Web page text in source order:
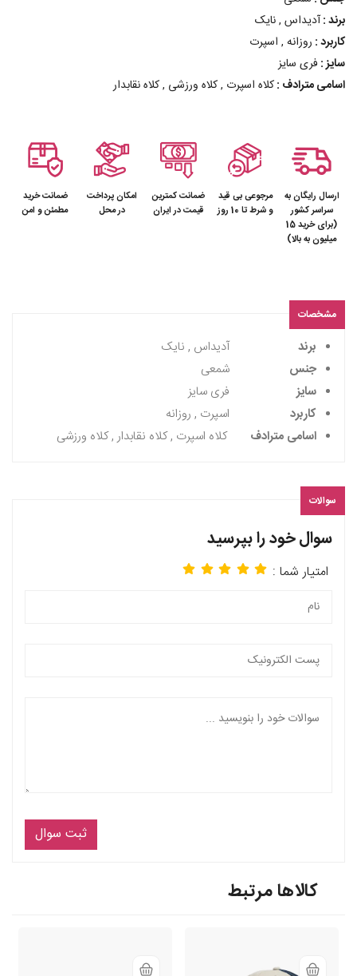
برند :آدیداس , نایک
کاربرد : روزانه , اسپرت
سایز : فری سایز
اسامی مترادف :کلاه اسپرت , کلاه ورزشی , کلاه نقابدار
ارسال رایگان به
سراسر کشور
(برای خرید 15
میلیون به بالا)
مرجوعی بی قید
و شرط تا 10 روز
ضمانت کمترین
قیمت در ایران
امکان پرداخت
در محل
ضمانت خرید
مطمئن و امن
مشخصات
برند
آدیداس , نایک
جنس
شمعی
سایز
فری سایز
کاربرد
اسپرت , روزانه
اسامی مترادف
کلاه اسپرت , کلاه نقابدار , کلاه ورزشی
سوالات
سوال خود را بپرسید
امتیار شما :
ثبت سوال
کالاها مرتبط